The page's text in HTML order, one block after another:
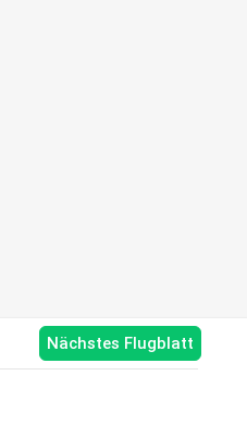
Nächstes Flugblatt